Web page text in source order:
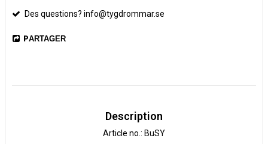
Des questions? info@tygdrommar.se
PARTAGER
Description
Article no.: BuSY